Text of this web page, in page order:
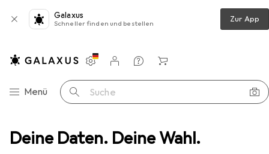
Deine Daten. Deine Wahl.
Galaxus
Schneller finden und bestellen Zur App
Navigation nach Kategorien
Menü Suche
Einstellungen
Kundenkonto
Vergleichslisten
Merklisten
Warenkorb
Nordlux Tischleuchte MIB 6 GU10, Schwarz